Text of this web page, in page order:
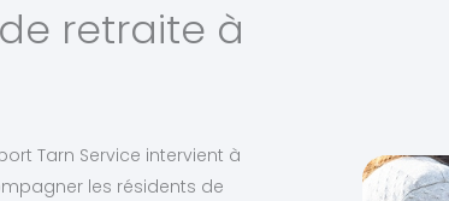
retraite à
Tarn Service intervient à
les résidents de